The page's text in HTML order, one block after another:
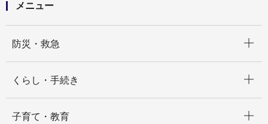
メニュー
防災・救急
くらし・手続き
子育て・教育